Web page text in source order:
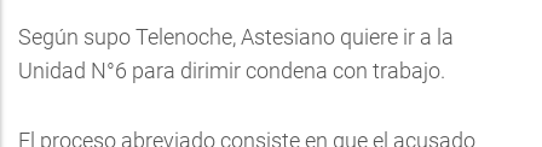
Según supo Telenoche, Astesiano quiere ir a la
Unidad N°6 para dirimir condena con trabajo.
El proceso abreviado consiste en que el acusado